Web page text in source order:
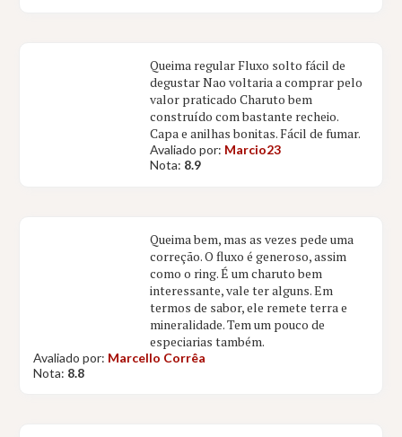
Queima regular Fluxo solto fácil de
degustar Nao voltaria a comprar pelo
valor praticado Charuto bem
construído com bastante recheio.
Capa e anilhas bonitas. Fácil de fumar.
Avaliado por: Marcio23
Nota: 8.9
Queima bem, mas as vezes pede uma
correção. O fluxo é generoso, assim
como o ring. É um charuto bem
interessante, vale ter alguns. Em
termos de sabor, ele remete terra e
mineralidade. Tem um pouco de
especiarias também.
Avaliado por: Marcello Corrêa
Nota: 8.8